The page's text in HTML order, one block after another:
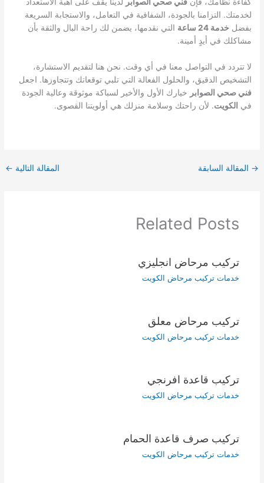
لخدمتك. التزامنا بالجودة، الشفافية في التعامل، والاستجابة السريعة
بفضل خدمة 24 ساعة
التي نقدمها، يضمن لك راحة البال والثقة بأن
مشاكلك في أيدٍ أمينة.
لا تتردد في التواصل معنا في أي وقت. نحن هنا لتقديم الاستشارة،
التشخيص الدقيق، والحلول الفعالة التي تلبي توقعاتك وتتجاوزها. اجعل
فني صحي الصوابر خيارك الأول والأخير لسباكة موثوقة وعالية الجودة
في الكويت. لأن راحتك وسلامة منزلك هي أولويتنا القصوى.
→ المقالة السابقة المقالة التالية ←
Related Posts
تركيب مرحاض انجليزي
خدمات تركيب مرحاض الكويت
تركيب مرحاض معلق
خدمات تركيب مرحاض الكويت
تركيب قاعدة افرنجي
خدمات تركيب مرحاض الكويت
تركيب صرف قاعدة الحمام
خدمات تركيب مرحاض الكويت